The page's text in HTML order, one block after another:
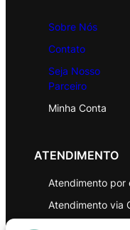
Sobre Nós
Contato
Seja Nosso
Parceiro
Minha Conta
ATENDIMENTO
Atendimento por
Atendimento via